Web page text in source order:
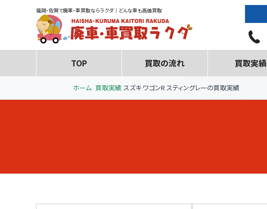
福岡・佐賀で廃車・車買取ならラクダ｜どんな車も高価買取
TOP 買取の流れ 買取実績
ホーム 買取実績 スズキ ワゴンR スティングレーの買取実績